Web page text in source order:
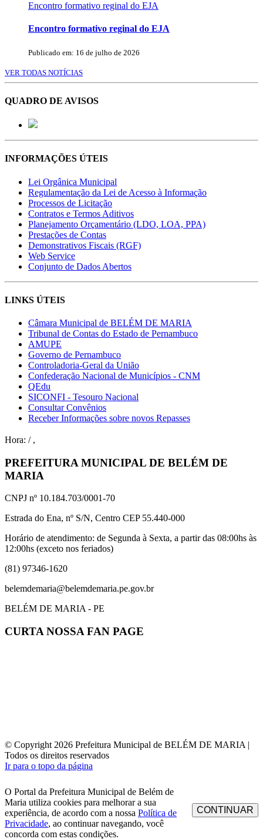
Encontro formativo reginal do EJA
Encontro formativo reginal do EJA
Publicado em: 16 de julho de 2026
VER TODAS NOTÍCIAS
QUADRO DE AVISOS
INFORMAÇÕES ÚTEIS
Lei Orgânica Municipal
Regulamentação da Lei de Acesso à Informação
Processos de Licitação
Contratos e Termos Aditivos
Planejamento Orçamentário (LDO, LOA, PPA)
Prestações de Contas
Demonstrativos Fiscais (RGF)
Web Service
Conjunto de Dados Abertos
LINKS ÚTEIS
Câmara Municipal de BELÉM DE MARIA
Tribunal de Contas do Estado de Pernambuco
AMUPE
Governo de Pernambuco
Controladoria-Geral da União
Confederação Nacional de Municípios - CNM
QEdu
SICONFI - Tesouro Nacional
Consultar Convênios
Receber Informações sobre novos Repasses
Hora: / ,
PREFEITURA MUNICIPAL DE BELÉM DE
MARIA
CNPJ nº 10.184.703/0001-70
Estrada do Ena, nº S/N, Centro CEP 55.440-000
Horário de atendimento: de Segunda à Sexta, a partir das 08:00hs às
12:00hs (exceto nos feriados)
(81) 97346-1620
belemdemaria@belemdemaria.pe.gov.br
BELÉM DE MARIA - PE
CURTA NOSSA FAN PAGE
© Copyright 2026 Prefeitura Municipal de BELÉM DE MARIA |
Todos os direitos reservados
Ir para o topo da página
O Portal da Prefeitura Municipal de Belém de
Maria utiliza cookies para melhorar a sua
experiência, de acordo com a nossa Política de
Privacidade, ao continuar navegando, você
concorda com estas condições.
CONTINUAR